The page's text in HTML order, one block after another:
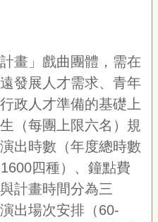
畫」戲曲團體，需在
發展人才需求、青年
政人才準備的基礎上
（每團上限六名）規
出時數（年度總時數
四種）、鐘點費
計畫時間分為三
出場次安排（60-